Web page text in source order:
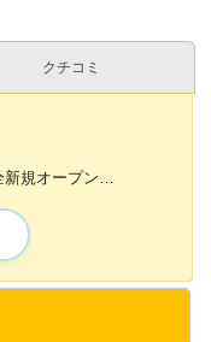
クチコミ
規オープン